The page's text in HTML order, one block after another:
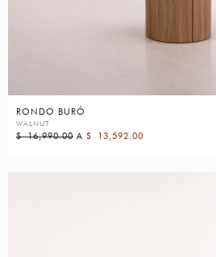
RONDO BURÓ
WALNUT
$16,990.00 A $ 13,592.00